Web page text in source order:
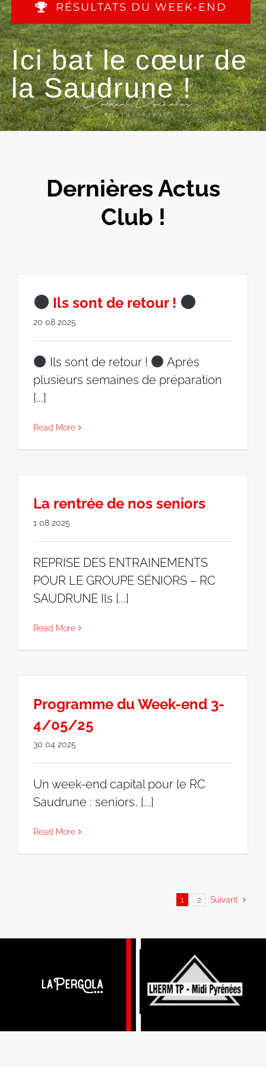
RÉSULTATS DU WEEK-END
Ici bat le cœur de
la Saudrune !
Dernières Actus
Club !
Ils sont de retour !
20 08 2025
Ils sont de retour !
Après
plusieurs semaines de préparation
[...]
Read More
La rentrée de nos seniors
1 08 2025
REPRISE DES ENTRAINEMENTS
POUR LE GROUPE SÉNIORS – RC
SAUDRUNE Ils [...]
Read More
Programme du Week-end 3-
4/05/25
30 04 2025
Un week-end capital pour le RC
Saudrune : seniors, [...]
Read More
1 2 Suivant